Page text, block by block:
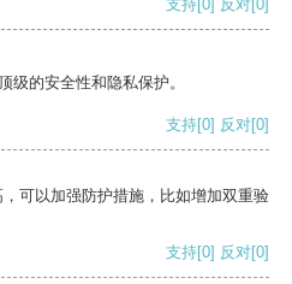
支持[0] 反对[0]
级的安全性和隐私保护。
支持[0] 反对[0]
可以加强防护措施，比如增加双重验
支持[0] 反对[0]